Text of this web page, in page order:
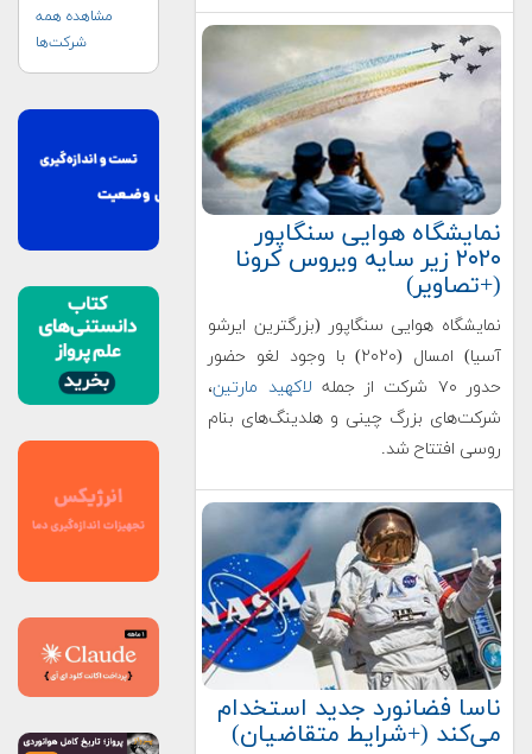
نمایشگاه هوایی سنگاپور
۲۰۲۰ زیر سایه ویروس کرونا
(+تصاویر)
نمایشگاه هوایی سنگاپور (بزرگترین ایرشو
آسیا) امسال (۲۰۲۰) با وجود لغو حضور
حدور ۷۰ شرکت از جمله
لاکهید مارتین،
شرکت‌های بزرگ چینی و هلدینگ‌های بنام
روسی افتتاح شد.
ناسا فضانورد جدید استخدام
می‌کند (+شرایط متقاضیان)
مشاهده همه
شرکت‌ها